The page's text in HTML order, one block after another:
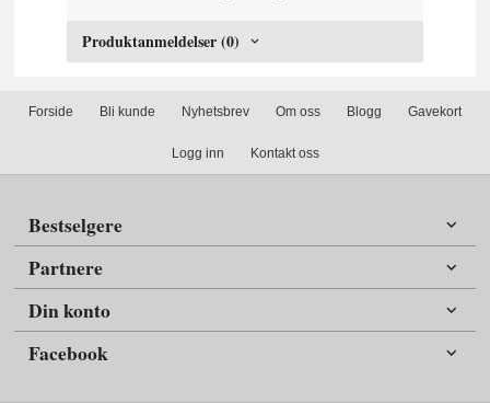
Produktanmeldelser (0)
Forside Bli kunde Nyhetsbrev Om oss Blogg Gavekort
Logg inn Kontakt oss
Bestselgere
Partnere
Din konto
Facebook